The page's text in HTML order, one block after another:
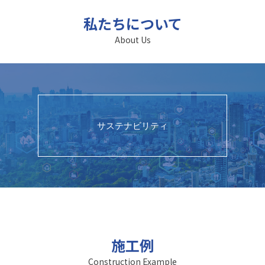
私たちについて
About Us
サステナビリティ
施工例
Construction Example